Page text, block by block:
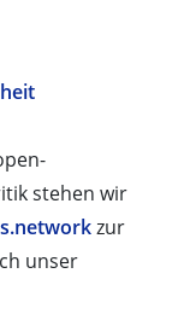
stehen wir
zur
unser